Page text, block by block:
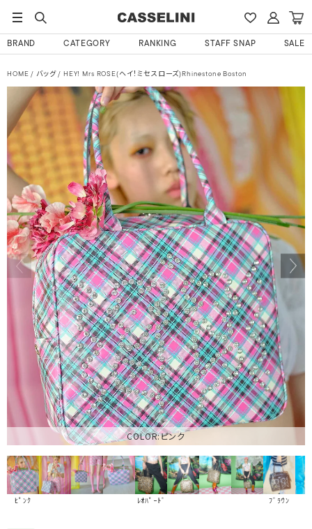
BRAND CATEGORY RANKING STAFF SNAP SALE
HOME バッグ HEY! Mrs ROSE(ヘイ！ミセスローズ)Rhinestone Boston
COLOR:ピンク
ﾋﾟﾝｸ ﾚｵﾊﾟｰﾄﾞ ﾌﾞﾗｳﾝ